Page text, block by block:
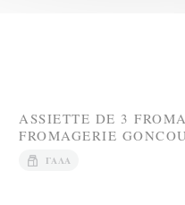
ASSIETTE DE 3
FROMAGERIE
ΓΆΛΑ